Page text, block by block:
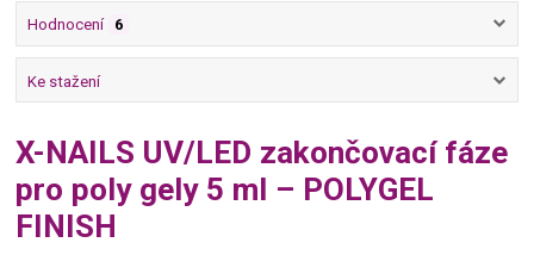
Hodnocení 6
Ke stažení
X-NAILS UV/LED zakončovací fáze
pro poly gely 5 ml – POLYGEL
FINISH